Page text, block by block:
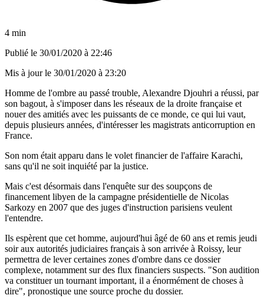
4 min
Publié le 30/01/2020 à 22:46
Mis à jour le 30/01/2020 à 23:20
Homme de l'ombre au passé trouble, Alexandre Djouhri a réussi, par
son bagout, à s'imposer dans les réseaux de la droite française et
nouer des amitiés avec les puissants de ce monde, ce qui lui vaut,
depuis plusieurs années, d'intéresser les magistrats anticorruption en
France.
Son nom était apparu dans le volet financier de l'affaire Karachi,
sans qu'il ne soit inquiété par la justice.
Mais c'est désormais dans l'enquête sur des soupçons de
financement libyen de la campagne présidentielle de Nicolas
Sarkozy en 2007 que des juges d'instruction parisiens veulent
l'entendre.
Ils espèrent que cet homme, aujourd'hui âgé de 60 ans et remis jeudi
soir aux autorités judiciaires français à son arrivée à Roissy, leur
permettra de lever certaines zones d'ombre dans ce dossier
complexe, notamment sur des flux financiers suspects. "Son audition
va constituer un tournant important, il a énormément de choses à
dire", pronostique une source proche du dossier.